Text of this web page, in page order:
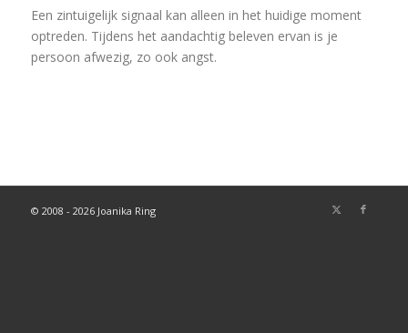
Een zintuigelijk signaal kan alleen in het huidige moment
optreden. Tijdens het aandachtig beleven ervan is je
persoon afwezig, zo ook angst.
© 2008 - 2026 Joanika Ring